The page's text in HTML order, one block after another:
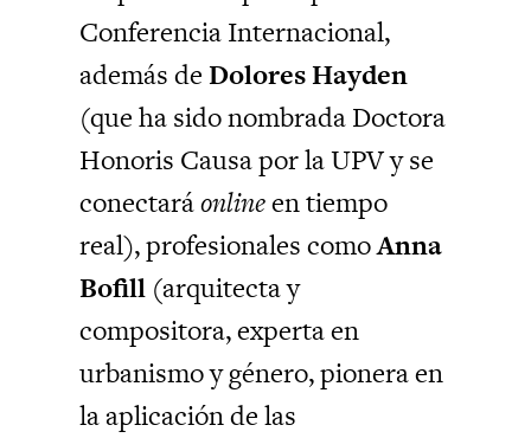
Conferencia Internacional,
además deDolores Hayden
(que ha sido nombrada Doctora
Honoris Causa por la UPV y se
conectaráonlineen tiempo
real), profesionales comoAnna
Bofill (arquitecta y
compositora, experta en
urbanismo y género, pionera en
la aplicación de las